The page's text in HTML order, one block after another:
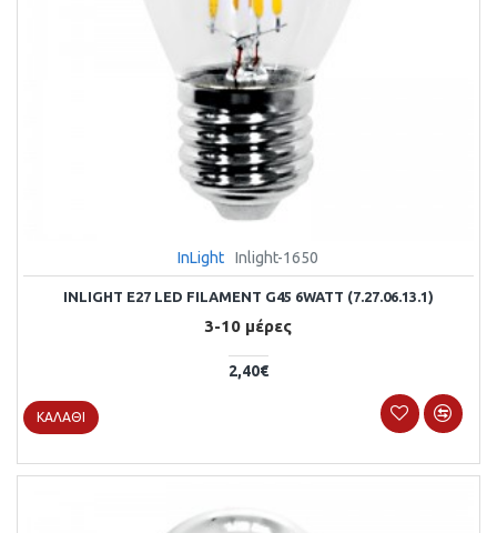
InLight Inlight-1650
INLIGHT E27 LED FILAMENT G45 6WATT (7.27.06.13.1)
3-10 μέρες
2,40€
ΚΑΛΆΘΙ